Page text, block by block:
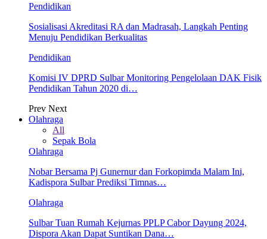
Pendidikan
Sosialisasi Akreditasi RA dan Madrasah, Langkah Penting
Menuju Pendidikan Berkualitas
Pendidikan
Komisi IV DPRD Sulbar Monitoring Pengelolaan DAK Fisik
Pendidikan Tahun 2020 di…
Prev Next
Olahraga
All
Sepak Bola
Olahraga
Nobar Bersama Pj Gunernur dan Forkopimda Malam Ini,
Kadispora Sulbar Prediksi Timnas…
Olahraga
Sulbar Tuan Rumah Kejurnas PPLP Cabor Dayung 2024,
Dispora Akan Dapat Suntikan Dana…